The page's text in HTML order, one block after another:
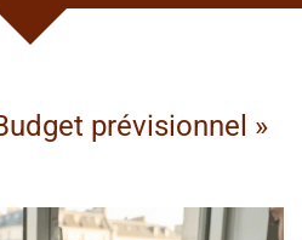
prévisionnel »